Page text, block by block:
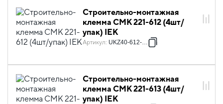
Строительно-монтажная
клемма СМК 221-612 (4шт/
упак) IEK
Артикул: UKZ40-612-004
Строительно-монтажная
клемма СМК 221-613 (4шт/
упак) IEK